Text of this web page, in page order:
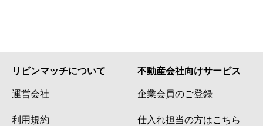
リビンマッチについて
運営会社
利用規約
不動産会社向けサービス
企業会員のご登録
仕入れ担当の方はこちら